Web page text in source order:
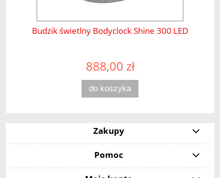
Budzik świetlny Bodyclock Shine 300 LED
888,00 zł
do koszyka
Zakupy
Pomoc